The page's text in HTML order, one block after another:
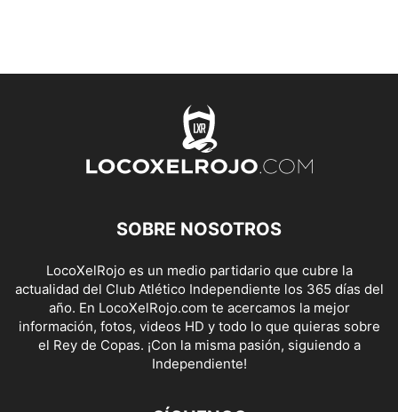
SOBRE NOSOTROS
LocoXelRojo es un medio partidario que cubre la
actualidad del Club Atlético Independiente los 365 días del
año. En LocoXelRojo.com te acercamos la mejor
información, fotos, videos HD y todo lo que quieras sobre
el Rey de Copas. ¡Con la misma pasión, siguiendo a
Independiente!